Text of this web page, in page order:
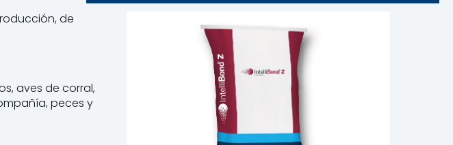
de
aves de corral,
peces y